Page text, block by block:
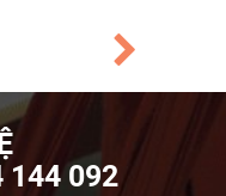
144 092